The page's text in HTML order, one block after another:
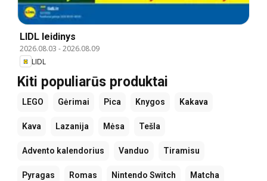
LIDL leidinys
2026.08.03 -2026.08.09
LIDL
Kiti populiarūs produktai
LEGO Gėrimai Pica Knygos Kakava
Kava Lazanija Mėsa Tešla
Advento kalendorius Vanduo Tiramisu
Pyragas Romas Nintendo Switch Matcha